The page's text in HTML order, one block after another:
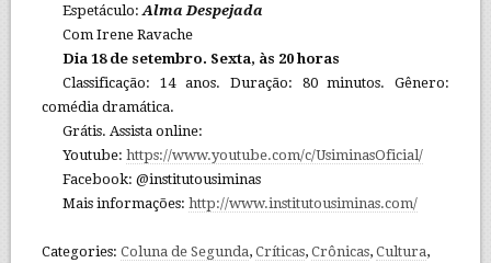
Espetáculo:Alma Despejada
Com Irene Ravache
Dia 18 de setembro. Sexta, às 20 horas
Classificação: 14 anos. Duração: 80 minutos. Gênero:
comédia dramática.
Grátis. Assista online:
Youtube:https://www.youtube.com/c/UsiminasOficial/
Facebook: @institutousiminas
Mais informações:http://www.institutousiminas.com/
Categories: Coluna de Segunda, Críticas, Crônicas, Cultura,